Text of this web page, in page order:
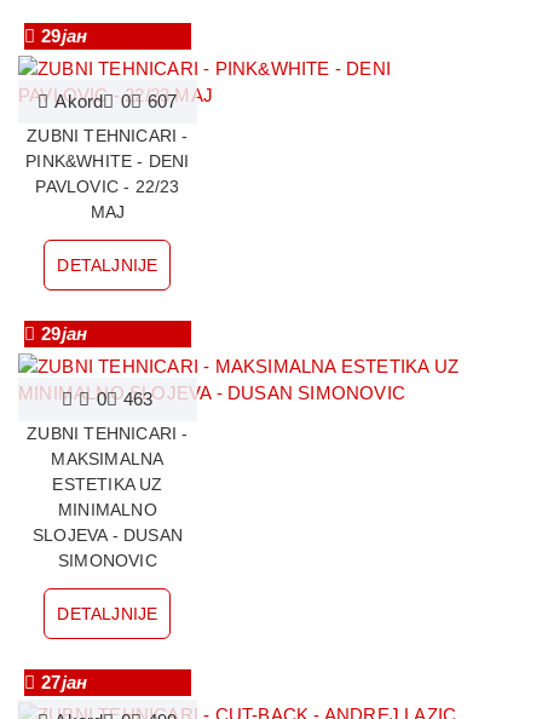
29јан
Akord 0 607
ZUBNI TEHNICARI -
PINK&WHITE - DENI
PAVLOVIC - 22/23
MAJ
DETALJNIJE
29јан
0 463
ZUBNI TEHNICARI -
MAKSIMALNA
ESTETIKA UZ
MINIMALNO
SLOJEVA - DUSAN
SIMONOVIC
DETALJNIJE
27јан